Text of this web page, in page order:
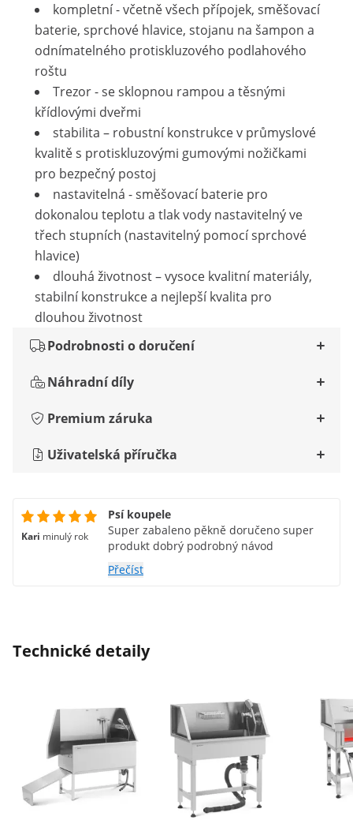
kompletní - včetně všech přípojek, směšovací
baterie, sprchové hlavice, stojanu na šampon a
odnímatelného protiskluzového podlahového
roštu
Trezor - se sklopnou rampou a těsnými
křídlovými dveřmi
stabilita – robustní konstrukce v průmyslové
kvalitě s protiskluzovými gumovými nožičkami
pro bezpečný postoj
nastavitelná - směšovací baterie pro
dokonalou teplotu a tlak vody nastavitelný ve
třech stupních (nastavitelný pomocí sprchové
hlavice)
dlouhá životnost – vysoce kvalitní materiály,
stabilní konstrukce a nejlepší kvalita pro
dlouhou životnost
Podrobnosti o doručení
Náhradní díly
Premium záruka
Uživatelská příručka
Kari minulý rok
Psí koupele
Super zabaleno pěkně doručeno super
produkt dobrý podrobný návod
Přečíst
Technické detaily